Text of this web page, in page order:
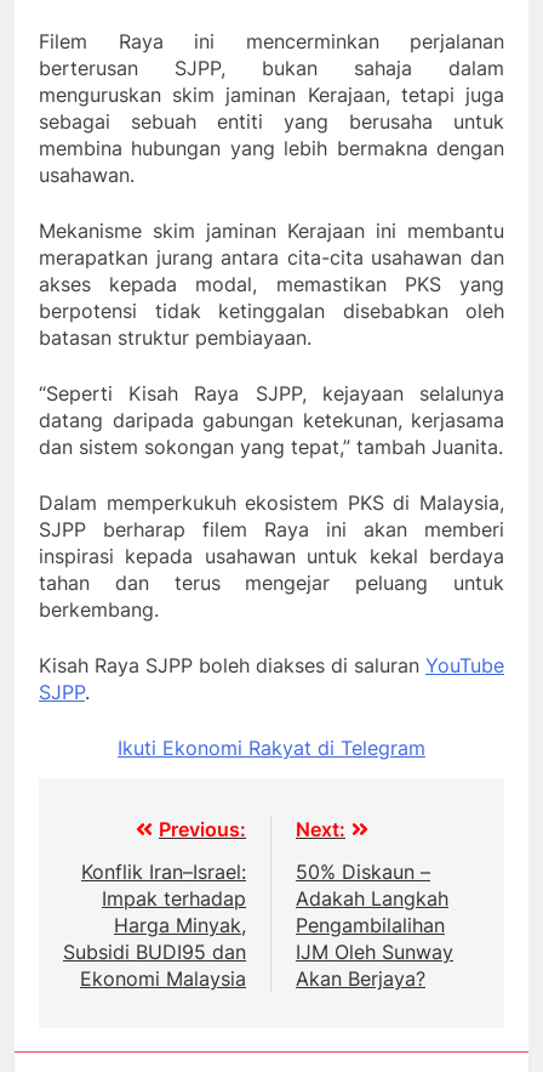
Filem Raya ini mencerminkan perjalanan
berterusan SJPP, bukan sahaja dalam
menguruskan skim jaminan Kerajaan, tetapi juga
sebagai sebuah entiti yang berusaha untuk
membina hubungan yang lebih bermakna dengan
usahawan.
Mekanisme skim jaminan Kerajaan ini membantu
merapatkan jurang antara cita-cita usahawan dan
akses kepada modal, memastikan PKS yang
berpotensi tidak ketinggalan disebabkan oleh
batasan struktur pembiayaan.
“Seperti Kisah Raya SJPP, kejayaan selalunya
datang daripada gabungan ketekunan, kerjasama
dan sistem sokongan yang tepat,” tambah Juanita.
Dalam memperkukuh ekosistem PKS di Malaysia,
SJPP berharap filem Raya ini akan memberi
inspirasi kepada usahawan untuk kekal berdaya
tahan dan terus mengejar peluang untuk
berkembang.
Kisah Raya SJPP boleh diakses di saluran YouTube
SJPP.
Ikuti Ekonomi Rakyat di Telegram
navigation
Previous:
Konflik Iran–Israel:
Impak terhadap
Harga Minyak,
Subsidi BUDI95 dan
Ekonomi Malaysia
Next:
50% Diskaun –
Adakah Langkah
Pengambilalihan
IJM Oleh Sunway
Akan Berjaya?